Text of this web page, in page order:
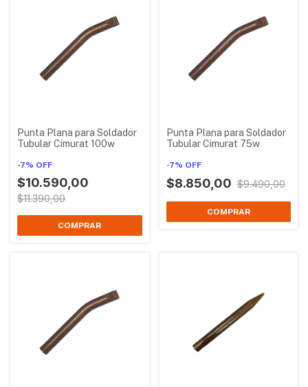
Punta Plana para Soldador
Tubular Cimurat 100w
-7% OFF
$10.590,00
$11.390,00
Punta Plana para Soldador
Tubular Cimurat 75w
-7% OFF
$8.850,00 $9.490,00